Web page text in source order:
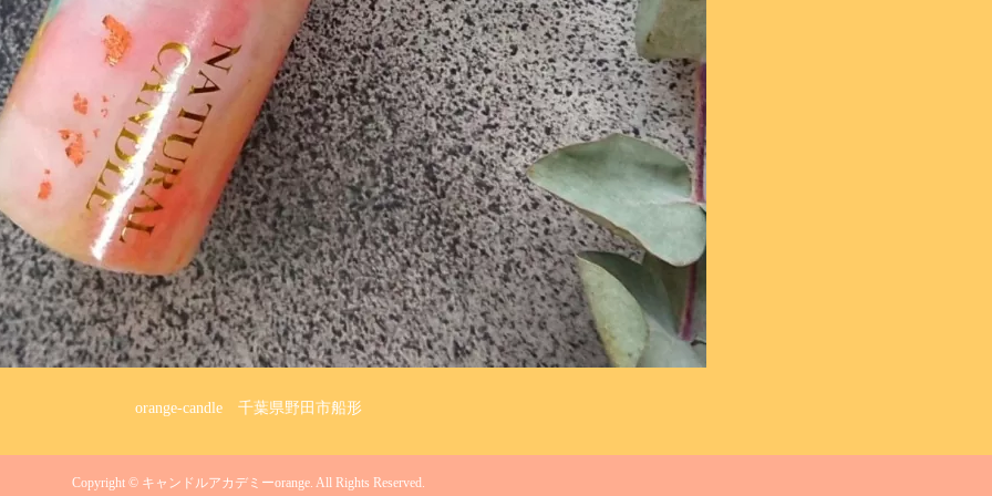
orange-candle 千葉県野田市船形
Copyright © キャンドルアカデミーorange. All Rights Reserved.